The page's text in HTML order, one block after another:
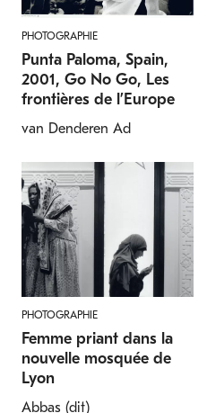
PHOTOGRAPHIE
Punta Paloma, Spain,
2001, Go No Go, Les
frontières de l’Europe
van Denderen Ad
PHOTOGRAPHIE
Femme priant dans la
nouvelle mosquée de
Lyon
Abbas (dit)
POISSONS
Poisson-scorpion feuillu
POISSONS
Poisson-couteau africain
Papyrocranus afer